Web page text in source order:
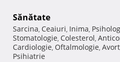
Sănătate
Sarcina, Ceaiuri, Inima,
Stomatologie, Colesterol,
Cardiologie, Oftalmologie, Avort
Psihiatrie